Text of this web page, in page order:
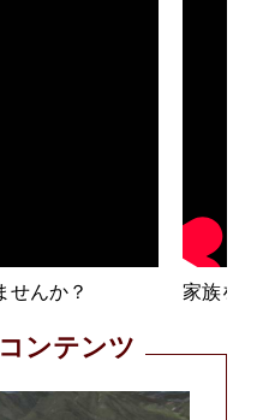
せんか？ 家族を
ンテンツ